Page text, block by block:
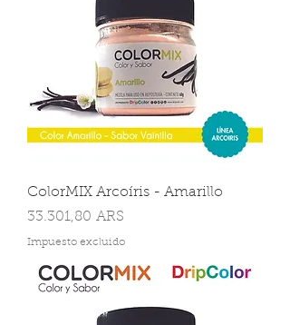
ColorMIX Arcoíris - Amarillo
Precio
33.301,80 ARS
Impuesto excluido